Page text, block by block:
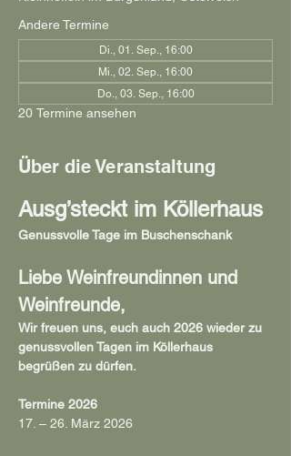
Andere Termine
Di., 01. Sep., 16:00
Mi., 02. Sep., 16:00
Do., 03. Sep., 16:00
20 Termine ansehen
Über die Veranstaltung
Ausg’steckt im Köllerhaus
Genussvolle Tage im Buschenschank
Liebe Weinfreundinnen und
Weinfreunde,
Wir freuen uns, euch auch 2026 wieder zu
genussvollen Tagen im Köllerhaus
begrüßen zu dürfen.
Termine 2026
17. – 26. März 2026